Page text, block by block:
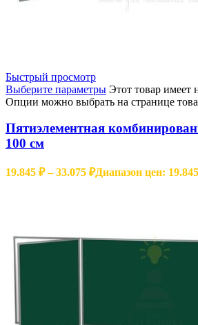
Быстрый просмотр
Выберите параметры Этот товар имеет
Опции можно выбрать на странице
Пятиэлементная
100 см
19.845 ₽ – 33.075 ₽Диапазон цен: